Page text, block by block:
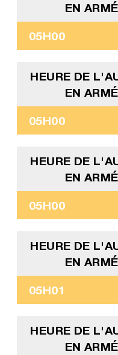
EN
05H00
HEURE DE
EN
05H00
HEURE DE
EN
05H00
HEURE DE
EN
05H01
HEURE DE
EN